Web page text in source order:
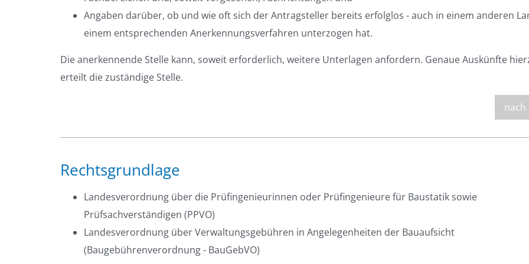
Angaben darüber, ob und wie oft sich der Antragsteller bereits erfolglos - auch in einem anderen
einem entsprechenden Anerkennungsverfahren unterzogen hat.
Die anerkennende Stelle kann, soweit erforderlich, weitere Unterlagen anfordern. Genaue Auskünfte
erteilt die zuständige Stelle.
nach
Rechtsgrundlage
Landesverordnung über die Prüfingenieurinnen oder Prüfingenieure für Baustatik sowie
Prüfsachverständigen (PPVO)
Landesverordnung über Verwaltungsgebühren in Angelegenheiten der Bauaufsicht
(Baugebührenverordnung - BauGebVO)